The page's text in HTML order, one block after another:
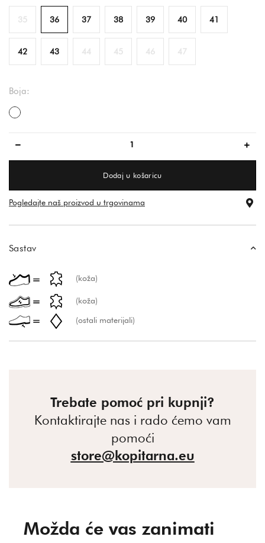
35 36 37 38 39 40 41
42 43 44 45 46 47
Boja:
bijela
Dodaj u košaricu
Pogledajte naš proizvod u trgovinama
Sastav
(koža)
(koža)
(ostali materijali)
Trebate pomoć pri kupnji?
Kontaktirajte nas i rado ćemo vam
pomoći
store@kopitarna.eu
Možda će vas zanimati